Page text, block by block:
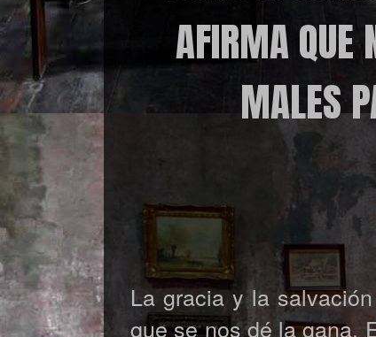
AFIRMA QUE
MALES
La gracia y la
que se nos dé la gana.